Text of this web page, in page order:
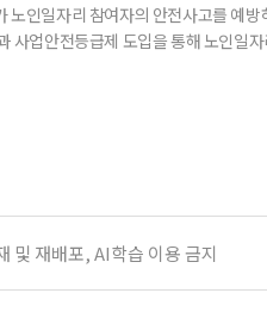
노인일자리 참여자의 안전사고를 예
사업안전등급제 도입을 통해 노인일
및 재배포, AI학습 이용 금지